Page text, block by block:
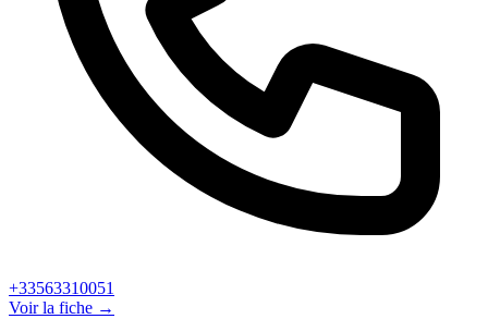
+33563310051
Voir la fiche →